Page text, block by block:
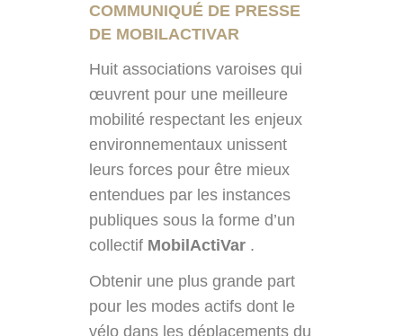
COMMUNIQUÉ DE PRESSE
DE MOBILACTIVAR
Huit associations varoises qui
œuvrent pour une meilleure
mobilité respectant les enjeux
environnementaux unissent
leurs forces pour être mieux
entendues par les instances
publiques sous la forme d’un
collectif MobilActiVar .
Obtenir une plus grande part
pour les modes actifs dont le
vélo dans les déplacements du